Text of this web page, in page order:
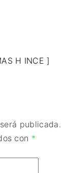
H INCE ]
publicada.
con *